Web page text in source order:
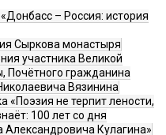
– Россия: история
Сыркова монастыря
участника Великой
Почётного гражданина
Вязинина
«Поэзия не терпит лености,
100 лет со дня
Кулагина»